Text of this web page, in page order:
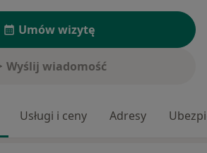
Umów wizytę
Wyślij wiadomość
Usługi i ceny Adresy